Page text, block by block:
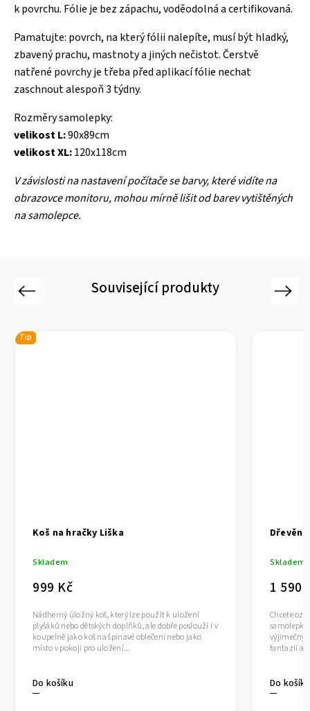
k povrchu. Fólie je bez zápachu, voděodolná a certifikovaná.
Pamatujte: povrch, na který fólii nalepíte, musí být hladký,
zbavený prachu, mastnoty a jiných nečistot. Čerstvě
natřené povrchy je třeba před aplikací fólie nechat
zaschnout alespoň 3 týdny.
Rozměry samolepky:
velikost L:90x89cm
velikost XL:120x118cm
V závislosti na nastavení počítače se barvy, které vidíte na
obrazovce monitoru, mohou mírně lišit od barev vytištěných
na samolepce.
Související produkty
Previous
Tip
Koš na hračky Liška
Skladem
999 Kč
Do košíku
Nádherný úložný koš, který lze použít k uložení
plyšáků nebo dětských doplňků, ale dobře poslouží i v
koupelně jako koš na špinavé oblečení nebo jako
místo v pokoji pro uložení...
Skladem
1 590
Do košíku
Chcete
fantazii a
Next